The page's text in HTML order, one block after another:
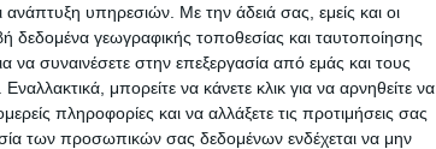
ανάπτυξη υπηρεσιών. Με την άδειά σας, εμείς και οι
δεδομένα γεωγραφικής τοποθεσίας και ταυτοποίησης
συναινέσετε στην επεξεργασία από εμάς και τους
μπορείτε να κάνετε κλικ για να αρνηθείτε να
πληροφορίες και να αλλάξετε τις προτιμήσεις σας
των προσωπικών σας δεδομένων ενδέχεται να μην